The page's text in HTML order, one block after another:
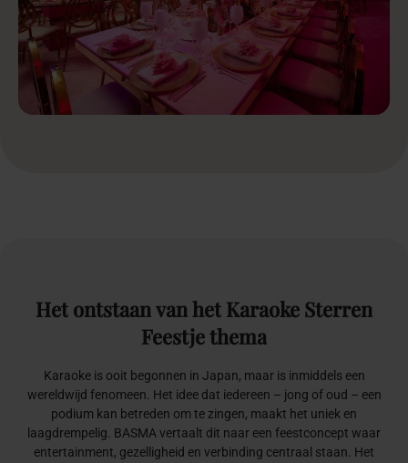
Het ontstaanvanhet Karaoke Sterren
Feestjethema
Karaoke is ooit begonnen in Japan, maar is inmiddels een
wereldwijd fenomeen. Het idee dat iedereen – jong of oud – een
podium kan betreden om te zingen, maakt het uniek en
laagdrempelig. BASMA vertaalt dit naar een feestconcept waar
entertainment, gezelligheid en verbinding centraal staan. Het